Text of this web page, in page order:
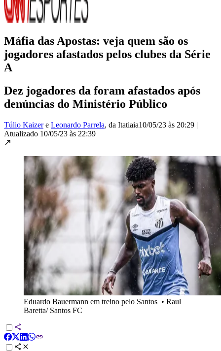
Máfia das Apostas: veja quem são os
jogadores afastados pelos clubes da Série
A
Dez jogadores da foram afastados após
denúncias do Ministério Público
Túlio Kaizere Leonardo Parrela, da Itatiaia10/05/23 às 20:29 |
Atualizado 10/05/23 às 22:39
Eduardo Bauermann em treino pelo Santos • Raul
Baretta/ Santos FC